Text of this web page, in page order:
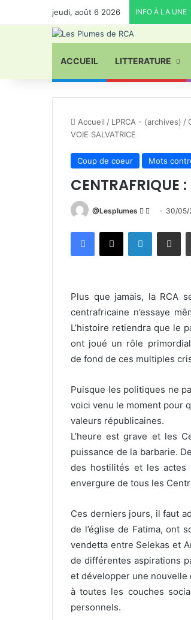
jeudi, août 6 2026 INFO À LA UNE
ACCUEIL LITTERATURE
Accueil / LPRCA - (archives) /
VOIE SALVATRICE
Coup de coeur Mots
CENTRAFRIQUE
@Lesplumes
Follow
Envoyer
courriel
30/05/
Facebook
X LinkedinPartager
Plus que jamais, la RCA
centrafricaine n’essaye
L’histoire retiendra que le
ont joué un rôle
de fond de ces multiples
Puisque les politiques ne
voici venu le moment pour
valeurs républicaines.
L’heure est grave et les
puissance de la barbarie.
des hostilités et les actes
envergure de tous les
Ces derniers jours, il faut
de l’église de Fatima, ont
vendetta entre Selekas et
de différentes aspirations
et développer une nouvelle
à toutes les couches
personnels.